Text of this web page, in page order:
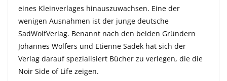
eines Kleinverlages hinauszuwachsen. Eine der
wenigen Ausnahmen ist der junge deutsche
SadWolfVerlag. Benannt nach den beiden Gründern
Johannes Wolfers und Etienne Sadek hat sich der
Verlag darauf spezialisiert Bücher zu verlegen, die die
Noir Side of Life zeigen.